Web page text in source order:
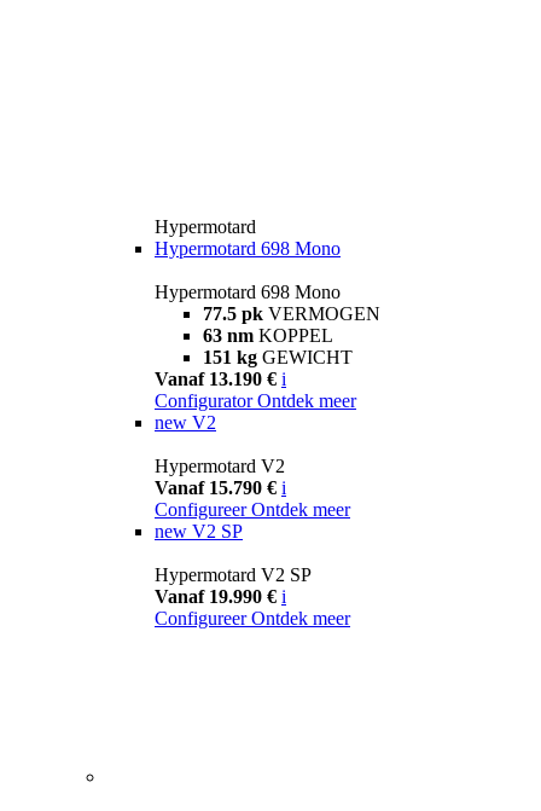
Hypermotard
Hypermotard 698 Mono
Hypermotard 698 Mono
77.5 pk VERMOGEN
63 nm KOPPEL
151 kg GEWICHT
Vanaf 13.190 € i
Configurator Ontdek meer
new V2
Hypermotard V2
Vanaf 15.790 € i
Configureer Ontdek meer
new V2 SP
Hypermotard V2 SP
Vanaf 19.990 € i
Configureer Ontdek meer